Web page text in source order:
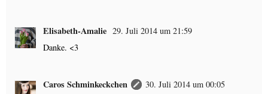
Elisabeth-Amalie 29. Juli 2014 um 21:59
Danke. <3
Caros Schminkeckchen
30. Juli 2014 um 00:05